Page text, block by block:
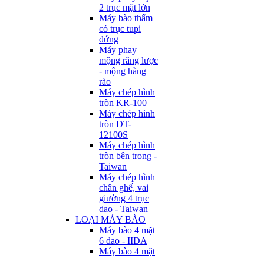
2 trục mặt lớn
Máy bào thẩm
có trục tupi
đứng
Máy phay
mộng răng lược
- mộng hàng
rào
Máy chép hình
tròn KR-100
Máy chép hình
tròn DT-
12100S
Máy chép hình
tròn bên trong -
Taiwan
Máy chép hình
chân ghế, vai
giường 4 trục
dao - Taiwan
LOẠI MÁY BÀO
Máy bào 4 mặt
6 dao - IIDA
Máy bào 4 mặt